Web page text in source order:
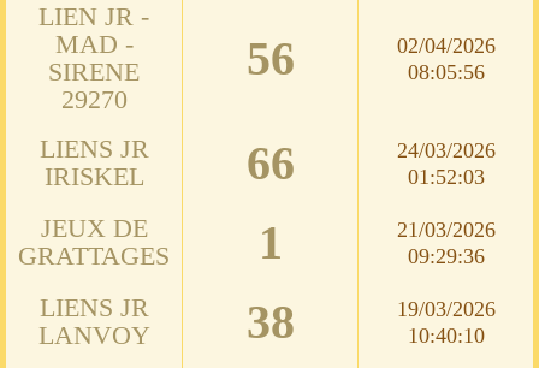
LIEN JR -
MAD -
SIRENE
29270
56
02/04/2026
08:05:56
LIENS JR
IRISKEL
66
24/03/2026
01:52:03
JEUX DE
GRATTAGES
1
21/03/2026
09:29:36
LIENS JR
LANVOY
38
19/03/2026
10:40:10